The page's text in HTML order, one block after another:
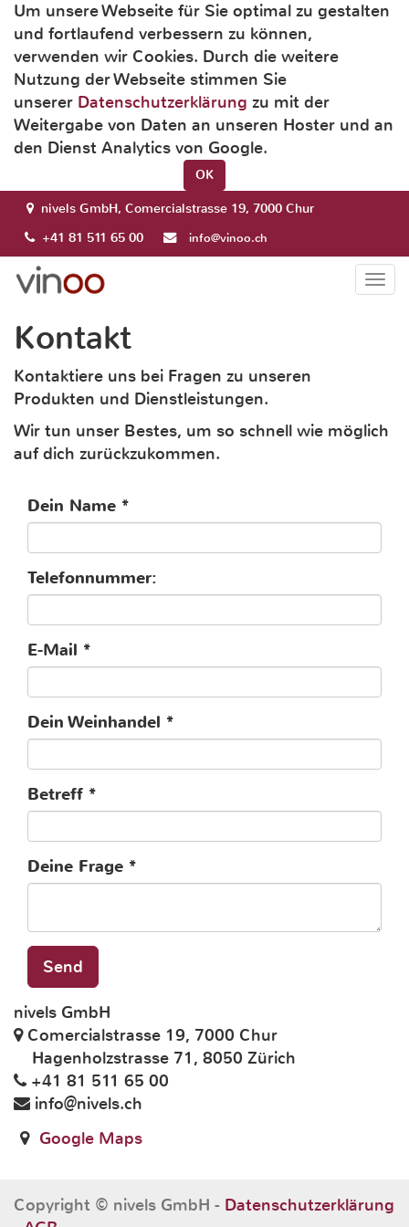
Um unsere Webseite für Sie optimal zu gestalten
und fortlaufend verbessern zu können,
verwenden wir Cookies. Durch die weitere
Nutzung der Webseite stimmen Sie
unserer Datenschutzerklärung zu mit der
Weitergabe von Daten an unseren Hoster und an
den Dienst Analytics von Google.
OK
nivels GmbH, Comercialstrasse 19, 7000 Chur
+41 81 511 65 00
info@vinoo.ch
Kontakt
Kontaktiere uns bei Fragen zu unseren
Produkten und Dienstleistungen.
Wir tun unser Bestes, um so schnell wie möglich
auf dich zurückzukommen.
Dein Name
Telefonnummer:
E-Mail
Dein Weinhandel
Betreff
Deine Frage
Send
nivels GmbH
Comercialstrasse 19, 7000 Chur
Hagenholzstrasse 71, 8050 Zürich
+41 81 511 65 00
info@nivels.ch
Google Maps
Copyright © nivels GmbH - Datenschutzerklärung